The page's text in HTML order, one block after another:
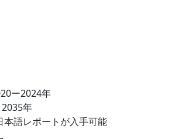
ー2024年
年
本語レポートが入手可能